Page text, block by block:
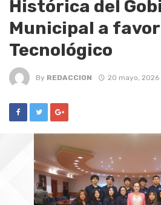
Histórica del
Municipal a
Tecnológico
By REDACCION 20 mayo, 2026